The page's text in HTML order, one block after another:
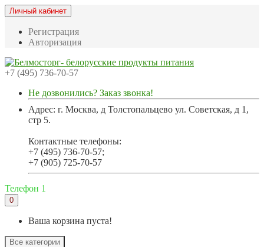
Личный кабинет
Регистрация
Авторизация
+7 (495) 736-70-57
Не дозвонились? Заказ звонка!
Адрес: г. Москва, д Толстопальцево ул. Советская, д 1,
стр 5.
Контактные телефоны:
+7 (495) 736-70-57;
+7 (905) 725-70-57
Телефон 1
0
Ваша корзина пуста!
Все категории